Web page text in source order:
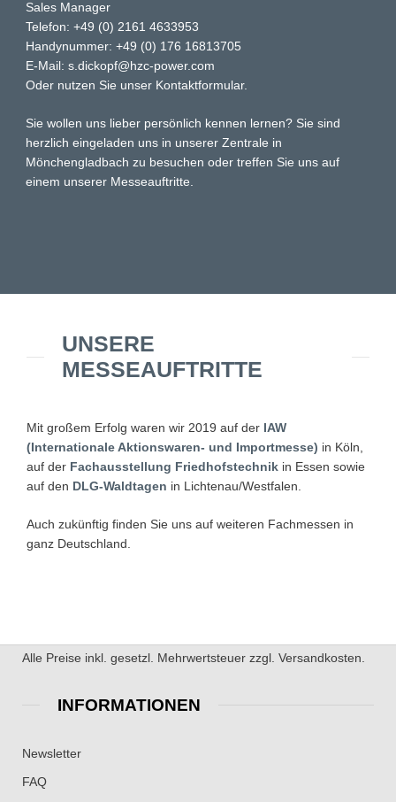
Sales Manager
Telefon: +49 (0) 2161 4633953
Handynummer: +49 (0) 176 16813705
E-Mail: s.dickopf@hzc-power.com
Oder nutzen Sie unser Kontaktformular.
Sie wollen uns lieber persönlich kennen lernen? Sie sind
herzlich eingeladen uns in unserer Zentrale in
Mönchengladbach zu besuchen oder treffen Sie uns auf
einem unserer Messeauftritte.
UNSERE
MESSEAUFTRITTE
Mit großem Erfolg waren wir 2019 auf der IAW
(Internationale Aktionswaren- und Importmesse) in Köln,
auf der Fachausstellung Friedhofstechnikin Essen sowie
auf den DLG-Waldtagen in Lichtenau/Westfalen.
Auch zukünftig finden Sie uns auf weiteren Fachmessen in
ganz Deutschland.
Alle Preise inkl. gesetzl. Mehrwertsteuer zzgl. Versandkosten.
INFORMATIONEN
Newsletter
FAQ